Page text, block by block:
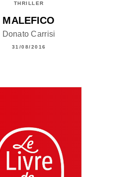
THRILLER
MALEFICO
Donato Carrisi
31/08/2016